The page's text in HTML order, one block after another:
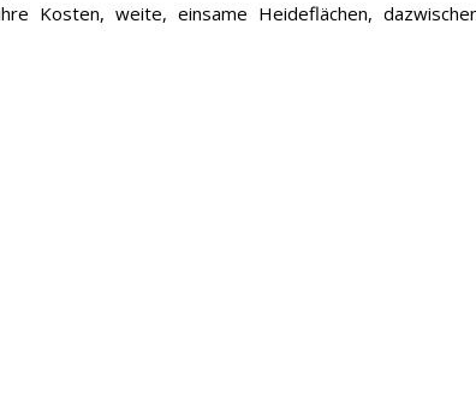
Kosten, weite, einsame Heideflächen,